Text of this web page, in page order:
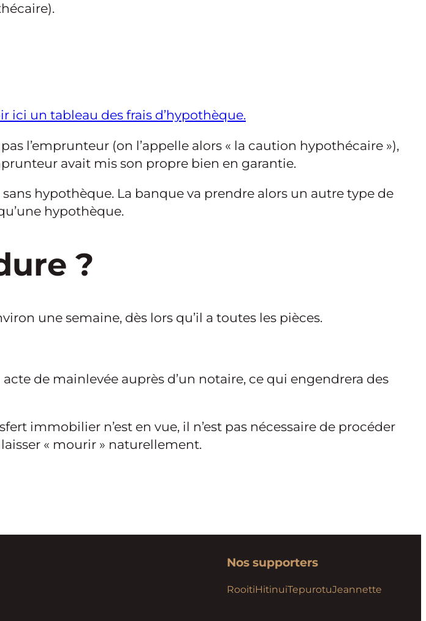
ici un tableau des frais d’hypothèque.
l’emprunteur (on l’appelle alors « la caution hypothécaire »),
avait mis son propre bien en garantie.
hypothèque. La banque va prendre alors un autre type de
hypothèque.
?
une semaine, dès lors qu’il a toutes les pièces.
de mainlevée auprès d’un notaire, ce qui engendrera des
immobilier n’est en vue, il n’est pas nécessaire de procéder
« mourir » naturellement.
Nos supporters
RooitiHitinuiTepurotuJeannette